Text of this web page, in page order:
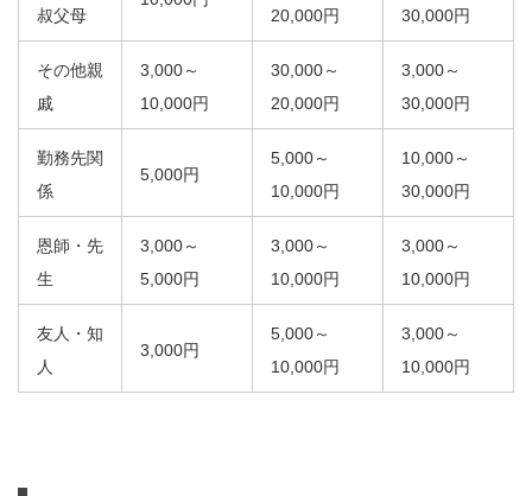
叔父母
20,000円
30,000円
その他親
戚
3,000～
10,000円
30,000～
20,000円
3,000～
30,000円
勤務先関
係
5,000円
5,000～
10,000円
10,000～
30,000円
恩師・先
生
3,000～
5,000円
3,000～
10,000円
3,000～
10,000円
友人・知
人
3,000円
5,000～
10,000円
3,000～
10,000円